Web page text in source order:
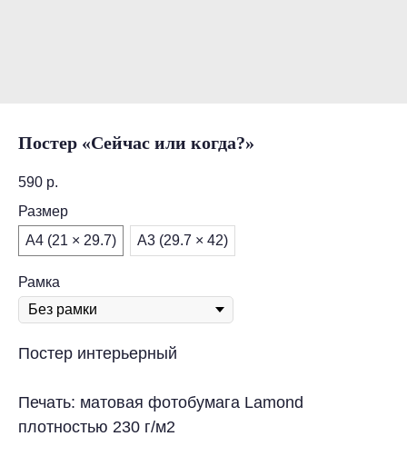
Постер «Сейчас или когда?»
590 р.
Размер
А4 (21 × 29.7)
А3 (29.7 × 42)
Рамка
Постер интерьерный
Печать: матовая фотобумага Lamond
плотностью 230 г/м2